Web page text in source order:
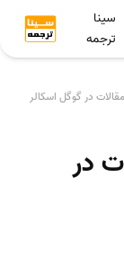
سینا
ترجمه
در گوگل اسکالر
در